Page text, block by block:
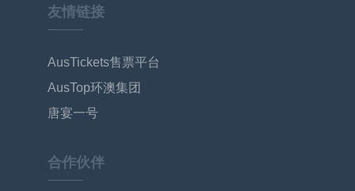
友情链接
AusTickets售票平台
AusTop环澳集团
唐宴一号
合作伙伴